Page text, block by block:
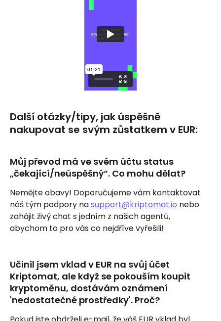
Další otázky/tipy, jak úspěšně
nakupovat se svým zůstatkem v EUR:
Můj převod má ve svém účtu status
„čekající/neúspěšný“. Co mohu dělat?
Nemějte obavy! Doporučujeme vám kontaktovat
náš tým podpory na support@kriptomat.io nebo
zahájit živý chat s jedním z našich agentů,
abychom to pro vás co nejdříve vyřešili!
Učinil jsem vklad v EUR na svůj účet
Kriptomat, ale když se pokouším koupit
kryptoměnu, dostávám oznámení
'nedostatečné prostředky'. Proč?